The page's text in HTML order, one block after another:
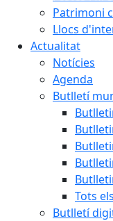
Patrimoni
Llocs
Actualitat
Notícies
Agenda
Butlletí
Tots
Butlletí